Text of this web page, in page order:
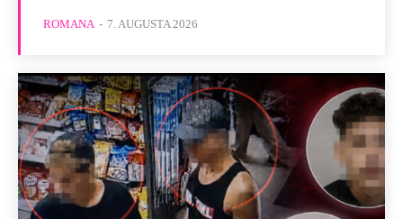
ROMANA - 7. AUGUSTA 2026